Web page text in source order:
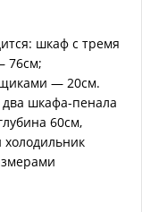
шкаф с тремя
76см;
— 20см.
два шкафа-пенала
60см,